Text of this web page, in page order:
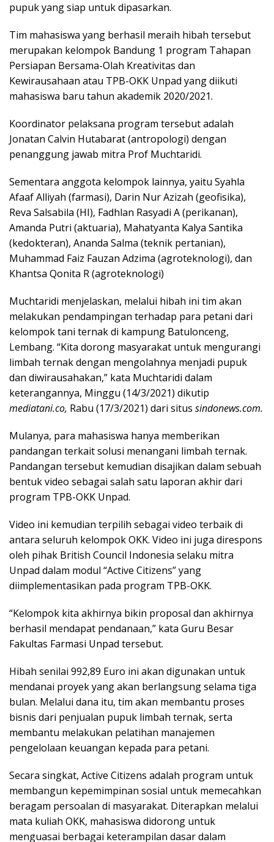
pupuk yang siap untuk dipasarkan.
Tim mahasiswa yang berhasil meraih hibah tersebut
merupakan kelompok Bandung 1 program Tahapan
Persiapan Bersama-Olah Kreativitas dan
Kewirausahaan atau TPB-OKK Unpad yang diikuti
mahasiswa baru tahun akademik 2020/2021.
Koordinator pelaksana program tersebut adalah
Jonatan Calvin Hutabarat (antropologi) dengan
penanggung jawab mitra Prof Muchtaridi.
Sementara anggota kelompok lainnya, yaitu Syahla
Afaaf Alliyah (farmasi), Darin Nur Azizah (geofisika),
Reva Salsabila (HI), Fadhlan Rasyadi A (perikanan),
Amanda Putri (aktuaria), Mahatyanta Kalya Santika
(kedokteran), Ananda Salma (teknik pertanian),
Muhammad Faiz Fauzan Adzima (agroteknologi), dan
Khantsa Qonita R (agroteknologi)
Muchtaridi menjelaskan, melalui hibah ini tim akan
melakukan pendampingan terhadap para petani dari
kelompok tani ternak di kampung Batulonceng,
Lembang. “Kita dorong masyarakat untuk mengurangi
limbah ternak dengan mengolahnya menjadi pupuk
dan diwirausahakan,” kata Muchtaridi dalam
keterangannya, Minggu (14/3/2021) dikutip
mediatani.co, Rabu (17/3/2021) dari situs sindonews.com.
Mulanya, para mahasiswa hanya memberikan
pandangan terkait solusi menangani limbah ternak.
Pandangan tersebut kemudian disajikan dalam sebuah
bentuk video sebagai salah satu laporan akhir dari
program TPB-OKK Unpad.
Video ini kemudian terpilih sebagai video terbaik di
antara seluruh kelompok OKK. Video ini juga direspons
oleh pihak British Council Indonesia selaku mitra
Unpad dalam modul “Active Citizens” yang
diimplementasikan pada program TPB-OKK.
“Kelompok kita akhirnya bikin proposal dan akhirnya
berhasil mendapat pendanaan,” kata Guru Besar
Fakultas Farmasi Unpad tersebut.
Hibah senilai 992,89 Euro ini akan digunakan untuk
mendanai proyek yang akan berlangsung selama tiga
bulan. Melalui dana itu, tim akan membantu proses
bisnis dari penjualan pupuk limbah ternak, serta
membantu melakukan pelatihan manajemen
pengelolaan keuangan kepada para petani.
Secara singkat, Active Citizens adalah program untuk
membangun kepemimpinan sosial untuk memecahkan
beragam persoalan di masyarakat. Diterapkan melalui
mata kuliah OKK, mahasiswa didorong untuk
menguasai berbagai keterampilan dasar dalam